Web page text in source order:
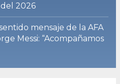
2026
mensaje de la AFA
Messi: “Acompañamos